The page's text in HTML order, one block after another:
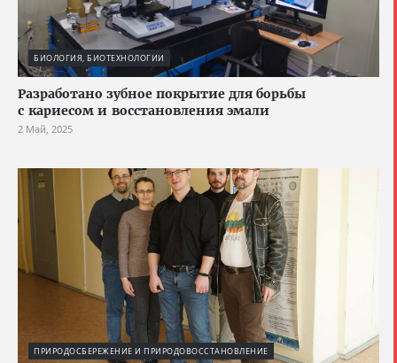
БИОЛОГИЯ, БИОТЕХНОЛОГИИ
Разработано зубное покрытие для борьбы
с кариесом и восстановления эмали
2 Май, 2025
ПРИРОДОСБЕРЕЖЕНИЕ И ПРИРОДОВОССТАНОВЛЕНИЕ